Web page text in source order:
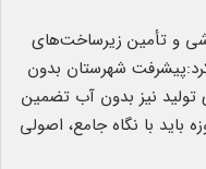
و تأمین زیرساخت‌های
شهرستان بدون
نیز بدون آب تضمین
باید با نگاه جامع، اصولی